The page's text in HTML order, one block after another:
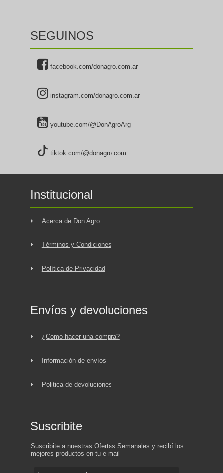
SEGUINOS
facebook.com/donagro.com.ar
instagram.com/donagro.com.ar
youtube.com/@DonAgroArg
tiktok.com/@donagro.com
Institucional
Acerca de Don Agro
Términos y Condiciones
Política de Privacidad
Envíos y devoluciones
¿Como hacer una compra?
Información de envíos
Politica de devoluciones
Suscribite
Suscribite a nuestras Ofertas Semanales y recibí los
mejores productos en tu e-mail